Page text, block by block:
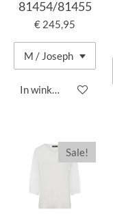
81454/81455
€ 245,95
In winkelwagen
Sale!